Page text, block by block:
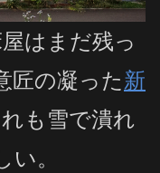
はまだ残っ
匠の凝った新
も雪で潰れ
。